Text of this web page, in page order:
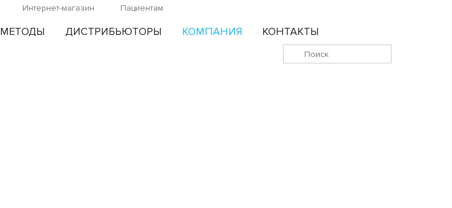
Интернет-магазин Пациентам
МЕТОДЫ ДИСТРИБЬЮТОРЫ КОМПАНИЯ КОНТАКТЫ